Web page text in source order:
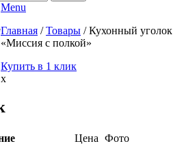
Menu
Главная / Товары / Кухонный уголок
«Миссия с полкой»
Купить в 1 клик
x
Цена Фото